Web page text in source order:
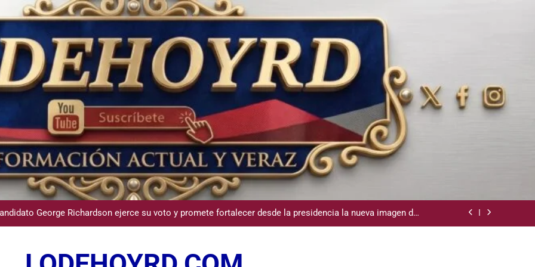
Participación de Víctor Espinal en la Camara de Comercio de San Cristobal
del INAVI encabeza acto de entrega de cheques por indemnización y rinde cuentas de sus 18
meses al frente de la institución de servicios y asistencia social
George Richardson ejerce su voto y promete fortalecer desde la presidencia la nueva imagen del